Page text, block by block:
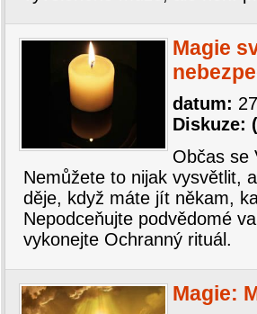
Magie
datum:
Diskuze: (
Občas se
Nemůžete to nijak vysvětlit,
děje, když máte jít někam,
Nepodceňujte podvědomé
vykonejte Ochranný rituál.
Magie: